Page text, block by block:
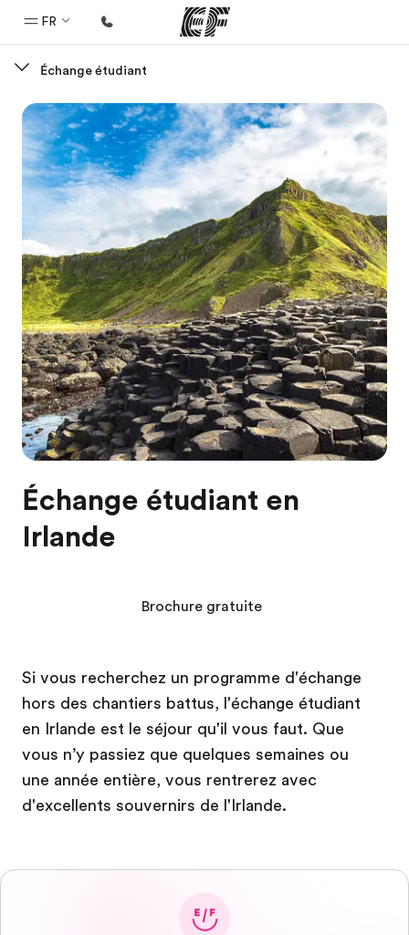
FR
Bienvenue chez EF
Programmes
Nos offres
Bureaux
Trouver un bureau
A propos de nous
Qui sommes-nous ?
EF recrute
Rejoignez nos équipes
Échange étudiant
Échange étudiant en
Irlande
Si vous recherchez un programme d'échange
hors des chantiers battus, l'échange étudiant
en Irlande est le séjour qu'il vous faut. Que
vous n’y passiez que quelques semaines ou
une année entière, vous rentrerez avec
d'excellents souvernirs de l'Irlande.
Brochure gratuite